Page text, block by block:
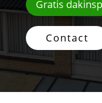
Gratis
Contact